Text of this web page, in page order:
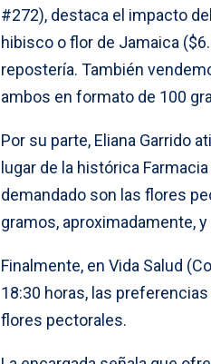
#272), destaca el impacto
hibisco o flor de Jamaica
repostería. También
ambos en formato de 100
Por su parte, Eliana Garrido
lugar de la histórica
demandado son las flores
gramos, aproximadamente,
Finalmente, en Vida Salud
18:30 horas, las
flores pectorales.